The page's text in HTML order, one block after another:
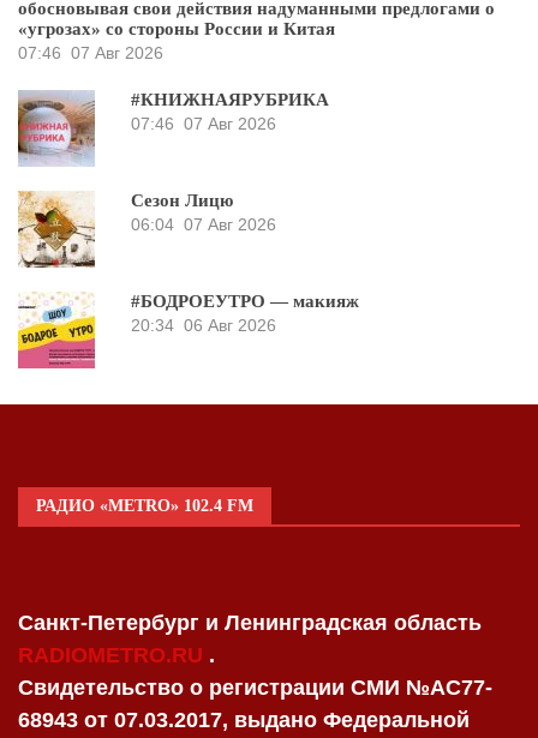
обосновывая свои действия надуманными предлогами о
«угрозах» со стороны России и Китая
07:46 07 Авг 2026
#КНИЖНАЯРУБРИКА
07:46 07 Авг 2026
Сезон Лицю
06:04 07 Авг 2026
#БОДРОЕУТРО — макияж
20:34 06 Авг 2026
РАДИО «METRO» 102.4 FM
Санкт-Петербург и Ленинградская область
RADIOMETRO.RU .
Свидетельство о регистрации СМИ №AC77-
68943 от 07.03.2017, выдано Федеральной